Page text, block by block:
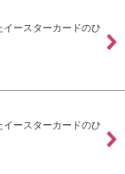
ースターカードのひ
ースターカードのひ